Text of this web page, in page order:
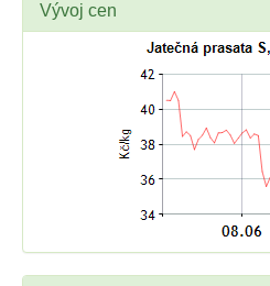
Vývoj cen